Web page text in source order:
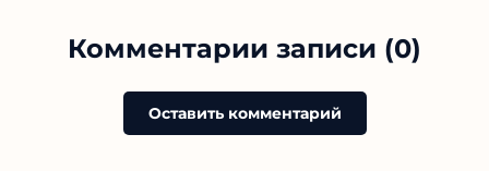
Комментарии записи (0)
Оставить комментарий